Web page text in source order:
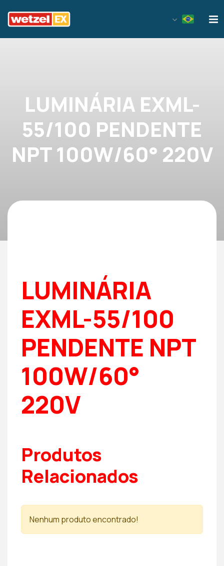
LUMINÁRIA EXML-
55/100 PENDENTE
NPT 100W/60° 220V
LUMINÁRIA
EXML-55/100
PENDENTE NPT
100W/60°
220V
Produtos
Relacionados
Nenhum produto encontrado!